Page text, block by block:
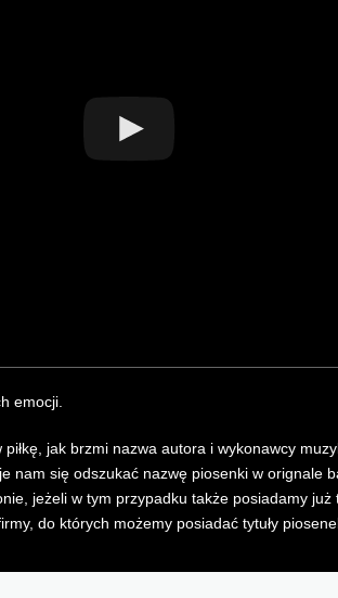
emocji.
jak brzmi nazwa autora i wykonawcy
nam się odszukać nazwę piosenki w orignale
jeżeli w tym przypadku także posiadamy
do których możemy posiadać tytuły